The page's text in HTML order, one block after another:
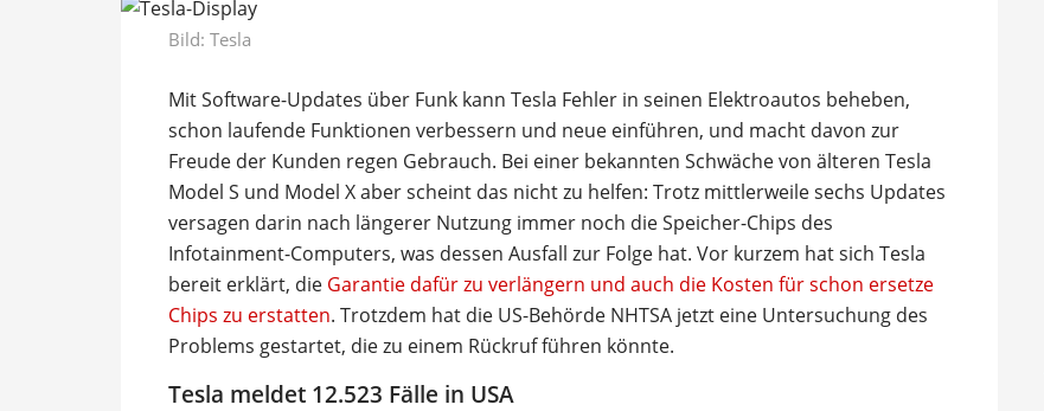
Bild: Tesla
Mit Software-Updates über Funk kann Tesla Fehler in seinen Elektroautos beheben,
schon laufende Funktionen verbessern und neue einführen, und macht davon zur
Freude der Kunden regen Gebrauch. Bei einer bekannten Schwäche von älteren Tesla
Model S und Model X aber scheint das nicht zu helfen: Trotz mittlerweile sechs Updates
versagen darin nach längerer Nutzung immer noch die Speicher-Chips des
Infotainment-Computers, was dessen Ausfall zur Folge hat. Vor kurzem hat sich Tesla
bereit erklärt, die Garantie dafür zu verlängern und auch die Kosten für schon ersetze
Chips zu erstatten. Trotzdem hat die US-Behörde NHTSA jetzt eine Untersuchung des
Problems gestartet, die zu einem Rückruf führen könnte.
Tesla meldet 12.523 Fälle in USA